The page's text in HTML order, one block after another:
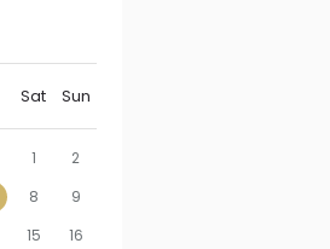
Sat Sun
1
2
8
9
15
16